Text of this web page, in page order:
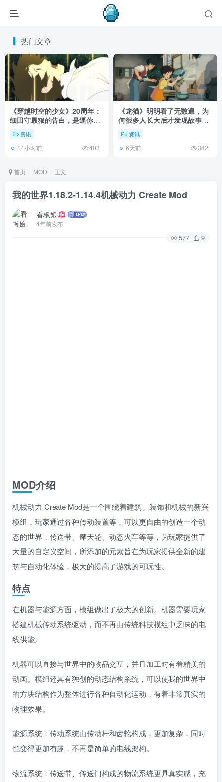
热门文章
《穿越时空的少女》20周年：
细田守最狠的告白，是逼你承
认有些夏天回不去了！
资讯
14小时前 403
《龙猫》明明看了无数遍，为
何很多人长大后才发现故事根
本不在 1988 年！
资讯
6天前 382
首页 MOD 正文
我的世界1.18.2-1.14.4机械动力 Create Mod
看板娘
4年前发布
577 9
MOD介绍
机械动力 Create Mod是一个围绕着建筑、装饰和机械的新兴
模组，玩家通过各种传动装置等，可以更自由的创造一个动
态的世界，传送带、摩天轮、动态火车等等，为玩家提供了
大量的自定义空间，所添加的元素旨在为玩家提供全新的建
筑与自动化体验，极大的提高了游戏的可玩性。
特点
在机器与能源方面，模组做出了极大的创新。机器需要玩家
搭建机械传动系统驱动，而不再由传统科技模组中乏味的电
线供能。
机器可以直接与世界中的物品交互，并且加工时有着精美的
动画。模组还具有独创的动态结构系统，可以使我的世界中
的方块结构作为整体进行各种自动化运动，有着非常真实的
物理效果。
能源系统：传动系统由传动杆和齿轮构成，更加复杂，同时
也变得更加有趣，不再是简单的电线架构。
物流系统：传送带、传送门构成的物流系统更具真实感，充